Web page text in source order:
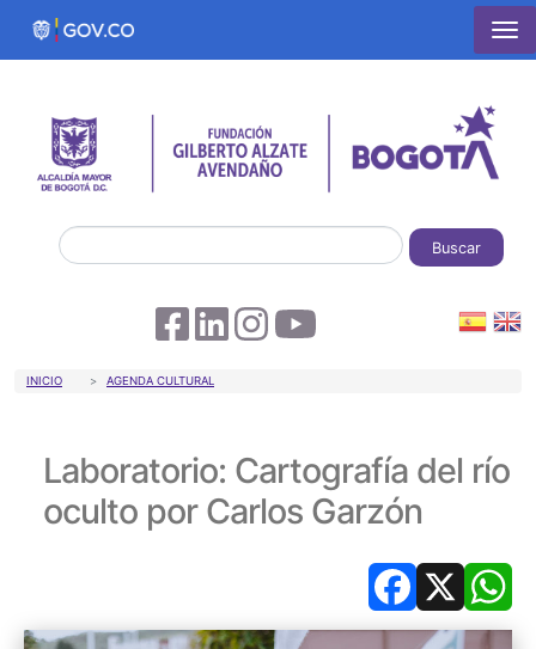
Pasar al contenido principal
Buscar
Sobrescribir enlaces de ayuda a la
INICIO AGENDA CULTURAL
Laboratorio: Cartografía del río
oculto por Carlos Garzón
Facebook
X